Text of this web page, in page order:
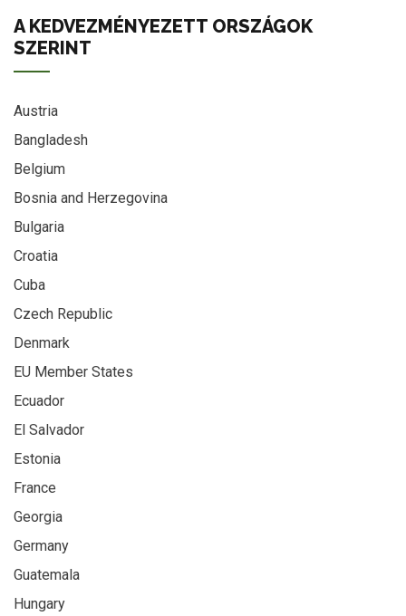
A KEDVEZMÉNYEZETT ORSZÁGOK
SZERINT
Austria
Bangladesh
Belgium
Bosnia and Herzegovina
Bulgaria
Croatia
Cuba
Czech Republic
Denmark
EU Member States
Ecuador
El Salvador
Estonia
France
Georgia
Germany
Guatemala
Hungary